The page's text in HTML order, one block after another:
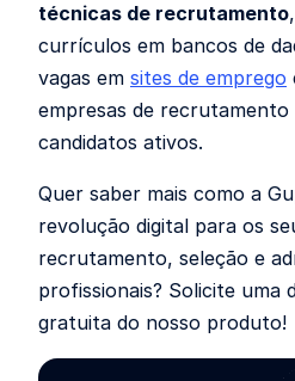
técnicas de recrutamento
currículos em bancos de
vagas em sites de emprego
empresas de
candidatos ativos.
Quer saber mais como a
revolução digital para os
recrutamento, seleção e
profissionais? Solicite uma
gratuita do nosso produto!